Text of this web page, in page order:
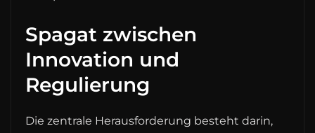
Spagat zwischen
Innovation und
Regulierung
Die zentrale Herausforderung besteht darin,